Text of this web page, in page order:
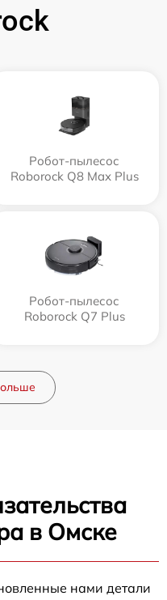
Робот-пылесос
Roborock Q8 Max Plus
Робот-пылесос
Roborock Q7 Plus
в Омске
нами детали